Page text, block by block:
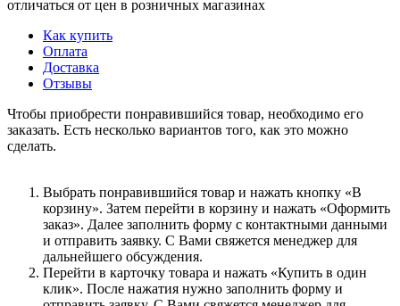
отличаться от цен в розничных магазинах
Как купить
Оплата
Доставка
Отзывы
Чтобы приобрести понравившийся товар, необходимо его
заказать. Есть несколько вариантов того, как это можно
сделать.
Выбрать понравившийся товар и нажать кнопку «В
корзину». Затем перейти в корзину и нажать «Оформить
заказ». Далее заполнить форму с контактными данными
и отправить заявку. С Вами свяжется менеджер для
дальнейшего обсуждения.
Перейти в карточку товара и нажать «Купить в один
клик». После нажатия нужно заполнить форму и